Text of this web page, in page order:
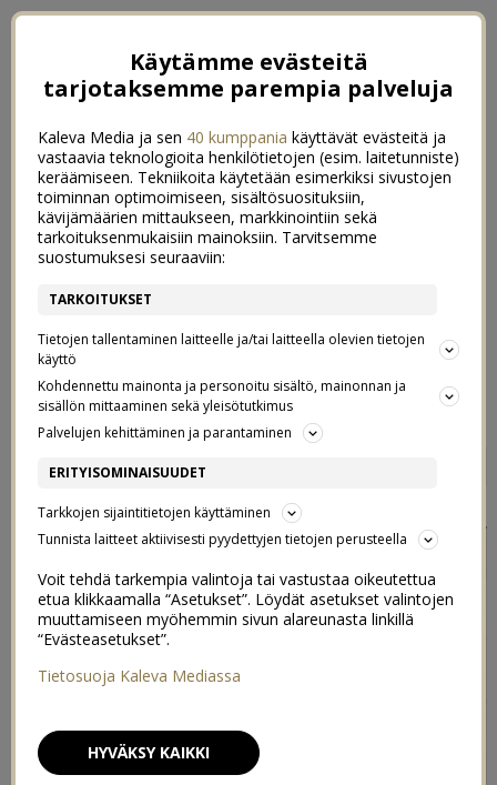
TOUKOKUUSSA
Käytämme evästeitä
tarjotaksemme parempia palveluja
Kaleva Media ja sen 40 kumppania käyttävät evästeitä ja
vastaavia teknologioita henkilötietojen (esim. laitetunniste)
keräämiseen. Tekniikoita käytetään esimerkiksi sivustojen
toiminnan optimoimiseen, sisältösuosituksiin,
kävijämäärien mittaukseen, markkinointiin sekä
tarkoituksenmukaisiin mainoksiin. Tarvitsemme
suostumuksesi seuraaviin:
TARKOITUKSET
Tietojen tallentaminen laitteelle ja/tai laitteella olevien tietojen
käyttö
Kohdennettu mainonta ja personoitu sisältö, mainonnan ja
sisällön mittaaminen sekä yleisötutkimus
Palvelujen kehittäminen ja parantaminen
ERITYISOMINAISUUDET
Tarkkojen sijaintitietojen käyttäminen
Tunnista laitteet aktiivisesti pyydettyjen tietojen perusteella
Voit tehdä tarkempia valintoja tai vastustaa oikeutettua
etua klikkaamalla “Asetukset”. Löydät asetukset valintojen
muuttamiseen myöhemmin sivun alareunasta linkillä
“Evästeasetukset”.
Tietosuoja Kaleva Mediassa
HYVÄKSY KAIKKI